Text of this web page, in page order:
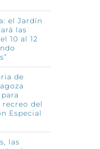
el Jardín
las
10 al 12
de
del
Especial
las